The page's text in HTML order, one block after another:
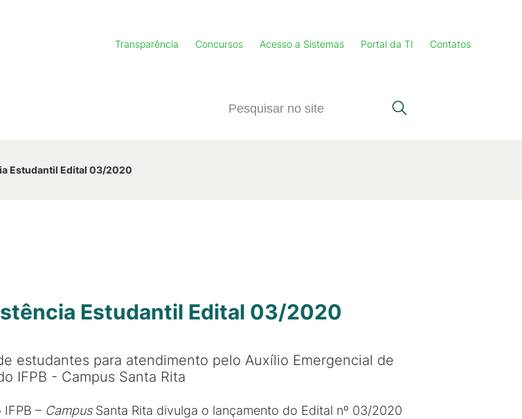
Transparência Concursos Acesso a Sistemas Portal da TI Contatos
Estudantil Edital 03/2020
Estudantil Edital 03/2020
estudantes para atendimento pelo Auxílio Emergencial de
IFPB - Campus Santa Rita
IFPB – CampusSanta Rita divulga o lançamento do Edital nº 03/2020